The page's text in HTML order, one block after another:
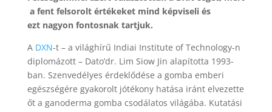
a fent felsorolt értékeket mind képviseli és
ezt nagyon fontosnak tartjuk.
A DXN-t – a világhírű Indiai Institute of Technology-n
diplomázott – Dato’dr. Lim Siow Jin alapította 1993-
ban. Szenvedélyes érdeklődése a gomba emberi
egészségére gyakorolt jótékony hatása iránt elvezette
őt a ganoderma gomba csodálatos világába. Kutatási